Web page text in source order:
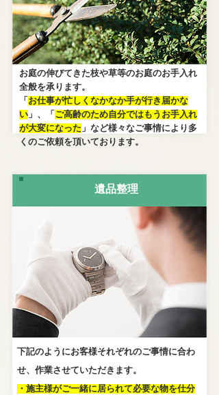
お庭の伸びてきた枝や草等のお庭のお手入れ
全般を承ります。
「 お仕事が忙しくなかなか手が行き届かな
い 」、「 ご高齢のため自分ではもうお手入れ
が大変になった 」など様々なご事情により多
くのご依頼を頂いております。
遺品整理
下記のようにお客様それぞれのご事情に合わ
せ、作業させていただきます。
・施主様がご一緒に居られて必要な物を仕分